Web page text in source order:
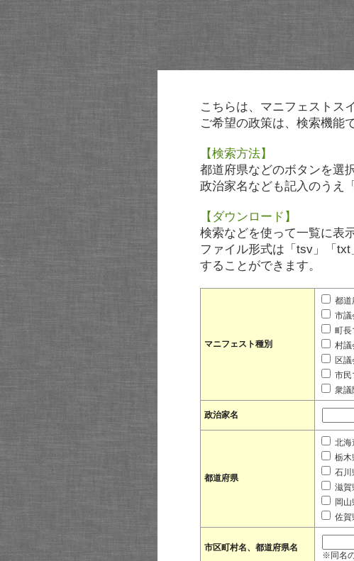
こちらは、マニフェストス
ご希望の政策は、検索機能
【検索方法】
都道府県などのボタンを選
政治家名なども記入のうえ
【ダウンロード】
検索などを使って一覧に表
ファイル形式は「tsv」「
することができます。
マニフェスト種別
都道
市議
町長
村議
区
市民
衆議
政治家名
都道府県
北海
栃木
石川
滋賀
岡山
佐賀
市区町村名、都道府県名
※同名